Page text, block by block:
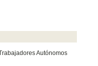
Autónomos